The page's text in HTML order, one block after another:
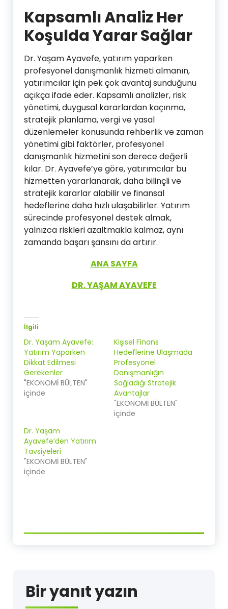
Kapsamlı Analiz Her
Koşulda Yarar Sağlar
Dr. Yaşam Ayavefe, yatırım yaparken
profesyonel danışmanlık hizmeti almanın,
yatırımcılar için pek çok avantaj sunduğunu
açıkça ifade eder. Kapsamlı analizler, risk
yönetimi, duygusal kararlardan kaçınma,
stratejik planlama, vergi ve yasal
düzenlemeler konusunda rehberlik ve zaman
yönetimi gibi faktörler, profesyonel
danışmanlık hizmetini son derece değerli
kılar. Dr. Ayavefe’ye göre, yatırımcılar bu
hizmetten yararlanarak, daha bilinçli ve
stratejik kararlar alabilir ve finansal
hedeflerine daha hızlı ulaşabilirler. Yatırım
sürecinde profesyonel destek almak,
yalnızca riskleri azaltmakla kalmaz, aynı
zamanda başarı şansını da artırır.
ANA SAYFA
DR. YAŞAM AYAVEFE
İlgili
Dr. Yaşam Ayavefe:
Yatırım Yaparken
Dikkat Edilmesi
Gerekenler
"EKONOMİ BÜLTEN"
içinde
Kişisel Finans
Hedeflerine Ulaşmada
Profesyonel
Danışmanlığın
Sağladığı Stratejik
Avantajlar
"EKONOMİ BÜLTEN"
içinde
Dr. Yaşam
Ayavefe’den Yatırım
Tavsiyeleri
"EKONOMİ BÜLTEN"
içinde
Bir yanıt yazın